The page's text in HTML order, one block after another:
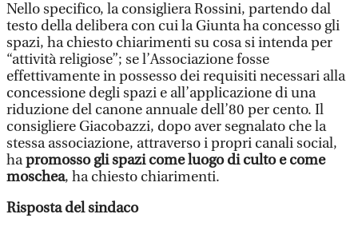
Nello specifico, la consigliera Rossini, partendo dal
testo della delibera con cui la Giunta ha concesso gli
spazi, ha chiesto chiarimenti su cosa si intenda per
“attività religiose”; se l’Associazione fosse
effettivamente in possesso dei requisiti necessari alla
concessione degli spazi e all’applicazione di una
riduzione del canone annuale dell’80 per cento. Il
consigliere Giacobazzi, dopo aver segnalato che la
stessa associazione, attraverso i propri canali social,
hapromosso gli spazi come luogo di culto e come
moschea, ha chiesto chiarimenti.
Risposta del sindaco